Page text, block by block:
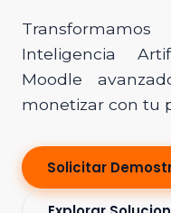
Inteligencia
Moodle
monetizar con tu
Solicitar